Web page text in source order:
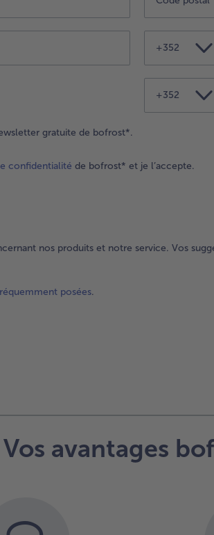
+352
+352
gratuite de bofrost*.
confidentialité de bofrost* et je l’accepte.
nos produits et notre service. Vos
posées.
Vos avantages